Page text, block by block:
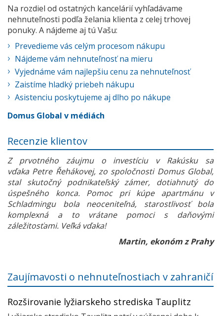
Na rozdiel od ostatných kancelárií vyhľadávame
nehnuteľnosti podľa želania klienta z celej trhovej
ponuky. A nájdeme aj tú Vašu:
Prevedieme vás celým procesom nákupu
Nájdeme vám nehnuteľnosť na mieru
Vyjednáme vám najlepšiu cenu za nehnuteľnosť
Zaistíme hladký priebeh nákupu
Asistenciu poskytujeme aj dlho po nákupe
Domus Global v médiách
Recenzie klientov
Z prvotného záujmu o investíciu v Rakúsku sa
vďaka Petre Řehákovej, zo spoločnosti Domus Global,
stal skutočný podnikateľský zámer, dotiahnutý do
úspešného konca. Pomoc pri kúpe apartmánu v
Schladmingu bola neoceniteľná, starostlivosť bola
komplexná a to vrátane pomoci s daňovými
záležitosťami. Veľká vďaka!
Martin, ekonóm z Prahy
Zaujímavosti o nehnuteľnostiach v zahraničí
Rozširovanie lyžiarskeho strediska Tauplitz